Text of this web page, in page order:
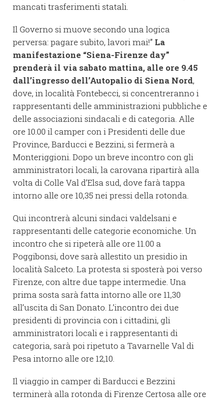
mancati trasferimenti statali.
Il Governo si muove secondo una logica
perversa: pagare subito, lavori mai!” La
manifestazione “Siena-Firenze day”
prenderà il via sabato mattina, alle ore 9.45
dall’ingresso dell’Autopalio di Siena Nord,
dove, in località Fontebecci, si concentreranno i
rappresentanti delle amministrazioni pubbliche e
delle associazioni sindacali e di categoria. Alle
ore 10.00 il camper con i Presidenti delle due
Province, Barducci e Bezzini, si fermerà a
Monteriggioni. Dopo un breve incontro con gli
amministratori locali, la carovana ripartirà alla
volta di Colle Val d’Elsa sud, dove farà tappa
intorno alle ore 10,35 nei pressi della rotonda.
Qui incontrerà alcuni sindaci valdelsani e
rappresentanti delle categorie economiche. Un
incontro che si ripeterà alle ore 11.00 a
Poggibonsi, dove sarà allestito un presidio in
località Salceto. La protesta si sposterà poi verso
Firenze, con altre due tappe intermedie. Una
prima sosta sarà fatta intorno alle ore 11,30
all’uscita di San Donato. L’incontro dei due
presidenti di provincia con i cittadini, gli
amministratori locali e i rappresentanti di
categoria, sarà poi ripetuto a Tavarnelle Val di
Pesa intorno alle ore 12,10.
Il viaggio in camper di Barducci e Bezzini
terminerà alla rotonda di Firenze Certosa alle ore